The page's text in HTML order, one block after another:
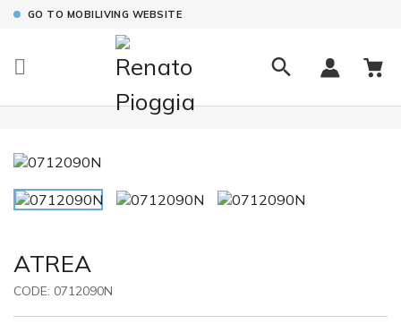
GO TO MOBILIVING WEBSITE

ATREA
CODE: 0712090N